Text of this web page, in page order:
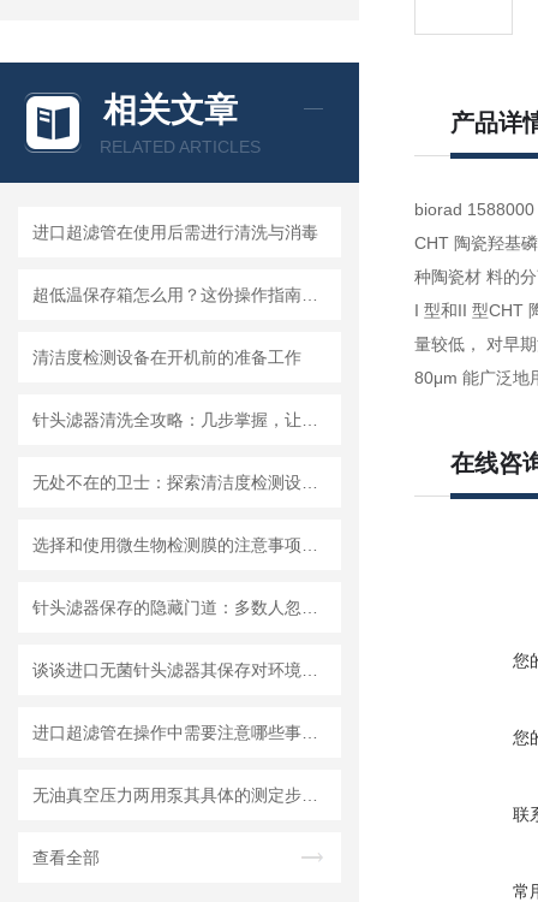
相关文章
RELATED ARTICLES
进口超滤管在使用后需进行清洗与消毒
清洁度检测设备在开机前的准备工作
查看全部
产品详
biorad
CHT 陶瓷羟基
种陶瓷材 料的
I 型和II 型CHT
量较低， 对早
80μm 能广泛地
在线咨
您
您
联
常